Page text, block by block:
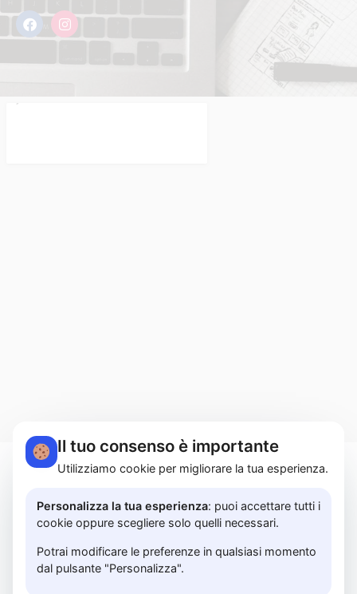
183A - 84129 Salerno | P.I. 05614850658 |
© 2026 www.martuccihome.com —
Il tuo consenso è importante
Utilizziamo cookie per migliorare la tua esperienza.
Personalizza la tua esperienza: puoi accettare tutti i
cookie oppure scegliere solo quelli necessari.
Potrai modificare le preferenze in qualsiasi momento
dal pulsante "Personalizza".